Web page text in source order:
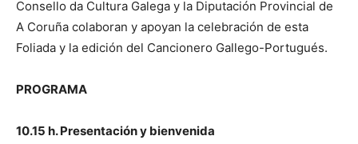
Consello da Cultura Galega y la Diputación Provincial de
A Coruña colaboran y apoyan la celebración de esta
Foliada y la edición del Cancionero Gallego-Portugués.
PROGRAMA
10.15 h. Presentación y bienvenida